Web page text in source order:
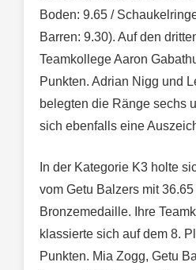
Boden: 9.65 /
Barren: 9.30). Auf den
Teamkollege Aaron
Punkten. Adrian Nigg und
belegten die Ränge sechs
sich ebenfalls eine
In der Kategorie K3 holte
vom Getu Balzers mit
Bronzemedaille. Ihre
klassierte sich auf dem 8.
Punkten. Mia Zogg, Getu